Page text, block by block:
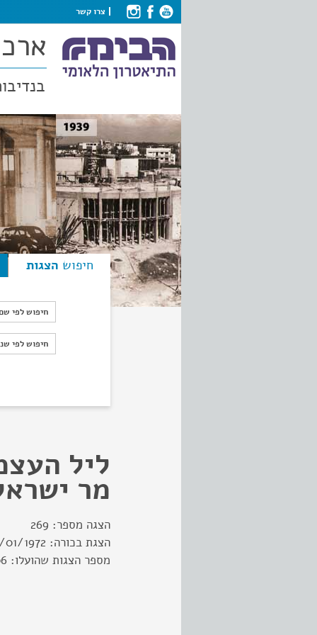
צרו קשר
חיפוש הצגות
חיפוש לפי
חיפוש לפי
חיפוש לפי
ליל
מר
הצגה מספר: 269
הצגת בכורה: 01/1972
מספר הצגות שהועלו: